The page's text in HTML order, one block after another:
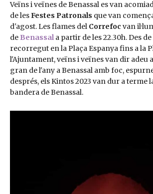
Veïns i veïnes de Benassal es van
de lesFestes Patronals que van
d'agost. Les flames del Correfoc van
de Benassal a partir de les 22.30h. Des
recorregut en la Plaça Espanya fins a la
l'Ajuntament, veïns i veïnes van dir adeu
gran de l'any a Benassal amb foc,
després, els Kintos 2023 van dur a terme
bandera de Benassal.